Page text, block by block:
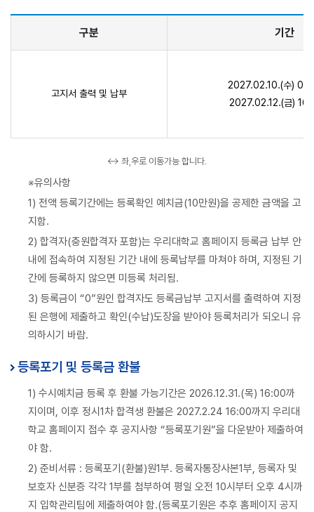
구분 기간
고지서 출력 및 납부
2027.02.10.(수)
2027.02.12.(금)
↔ 좌,우로 이동가능 합니다.
※유의사항
1) 전액 등록기간에는 등록확인 예치금(10만원)을 공제한 금액을 고
지함.
2) 합격자(충원합격자 포함)는 우리대학교 홈페이지 등록금 납부 안
내에 접속하여 지정된 기간 내에 등록납부를 마쳐야 하며, 지정된 기
간에 등록하지 않으면 미등록 처리됨.
3) 등록금이 “0”원인 합격자도 등록금납부 고지서를 출력하여 지정
된 은행에 제출하고 확인(수납)도장을 받아야 등록처리가 되오니 유
의하시기 바람.
등록포기 및 등록금 환불
1) 수시예치금 등록 후 환불 가능기간은 2026.12.31.(목) 16:00까
지이며, 이후 정시1차 합격생 환불은 2027.2.24 16:00까지 우리대
학교 홈페이지 접수 후 공지사항 “등록포기원”을 다운받아 제출하여
야 함.
2) 준비서류 : 등록포기(환불)원1부. 등록자통장사본1부, 등록자 및
보호자 신분증 각각 1부를 첨부하여 평일 오전 10시부터 오후 4시까
지 입학관리팀에 제출하여야 함.(등록포기원은 추후 홈페이지 공지